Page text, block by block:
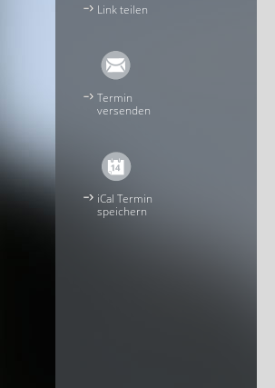
Link teilen
Termin
versenden
iCal Termin
speichern